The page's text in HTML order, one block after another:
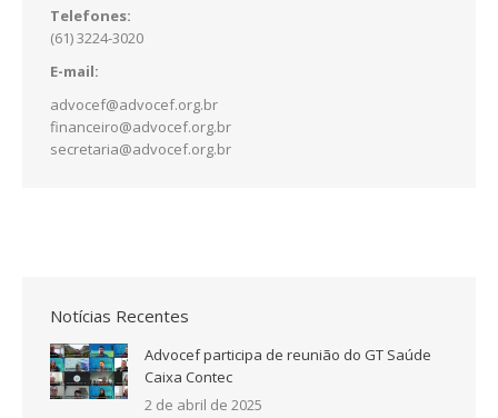
Telefones:
(61) 3224-3020
E-mail:
advocef@advocef.org.br
financeiro@advocef.org.br
secretaria@advocef.org.br
Notícias Recentes
Advocef participa de reunião do GT Saúde
Caixa Contec
2 de abril de 2025